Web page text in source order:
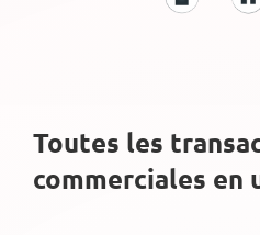
Toutes les
commerciales en